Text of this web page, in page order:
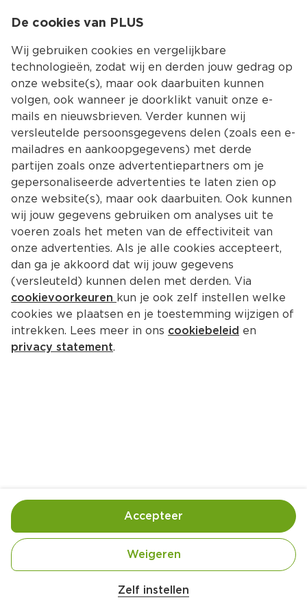
Kies jouw
Ingrediënten Bereiding
De cookies van PLUS
Wij gebruiken cookies en vergelijkbare
technologieën, zodat wij en derden jouw gedrag op
onze website(s), maar ook daarbuiten kunnen
volgen, ook wanneer je doorklikt vanuit onze e-
mails en nieuwsbrieven. Verder kunnen wij
versleutelde persoonsgegevens delen (zoals een e-
mailadres en aankoopgegevens) met derde
partijen zoals onze advertentiepartners om je
gepersonaliseerde advertenties te laten zien op
onze website(s), maar ook daarbuiten. Ook kunnen
wij jouw gegevens gebruiken om analyses uit te
voeren zoals het meten van de effectiviteit van
onze advertenties. Als je alle cookies accepteert,
dan ga je akkoord dat wij jouw gegevens
(versleuteld) kunnen delen met derden. Via
cookievoorkeuren kun je ook zelf instellen welke
cookies we plaatsen en je toestemming wijzigen of
intrekken. Lees meer in ons cookiebeleid en
privacy statement.
Zelf instellen
Weigeren
Accepteer